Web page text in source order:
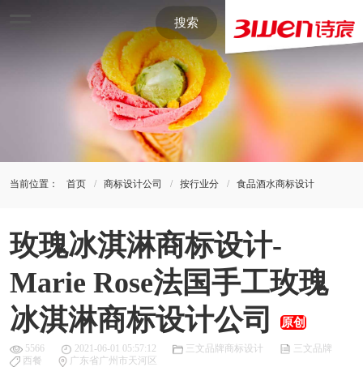
搜索
当前位置： 首页 商标设计公司 按行业分 食品酒水商标设计
玫瑰冰淇淋商标设计-
Marie Rose法国手工玫瑰
冰淇淋商标设计公司
原创
5566 2021-06-01 05:57:12 三文品牌商标设计
三文品牌
西餐
广东省广州市天河区